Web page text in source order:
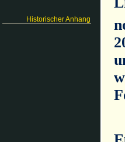
Historischer Anhang